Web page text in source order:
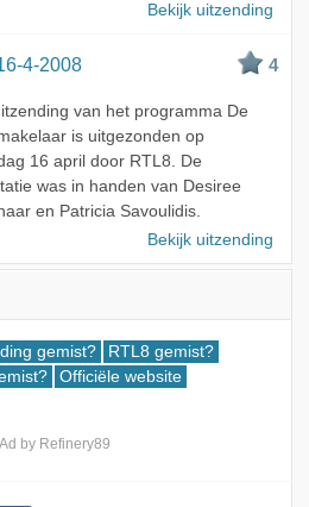
Bekijk uitzending
4-2008 4
van het programma De
is uitgezonden op
16 april door RTL8. De
was in handen van Desiree
en Patricia Savoulidis.
Bekijk uitzending
gemist?
RTL8 gemist?
Officiële website
by Refinery89